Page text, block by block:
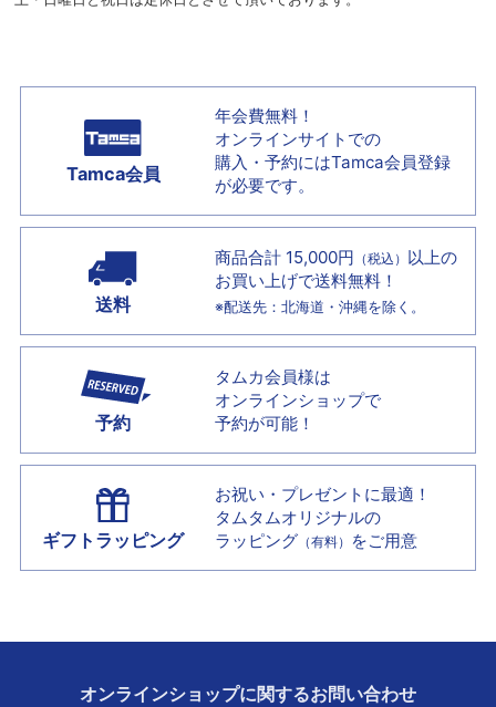
Tamca会員
年会費無料！
オンラインサイトでの
購入・予約にはTamca会員登録
が必要です。
送料
商品合計 15,000円 （税込） 以上の
お買い上げで送料無料！
※配送先：北海道・沖縄を除く。
予約
タムカ会員様は
オンラインショップで
予約が可能！
ギフトラッピング
お祝い・プレゼントに最適！
タムタムオリジナルの
ラッピング （有料） をご用意
オンラインショップに関するお問い合わせ